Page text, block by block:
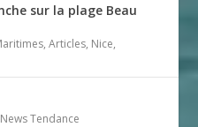
sur la plage Beau
,Articles, Nice,
News Tendance